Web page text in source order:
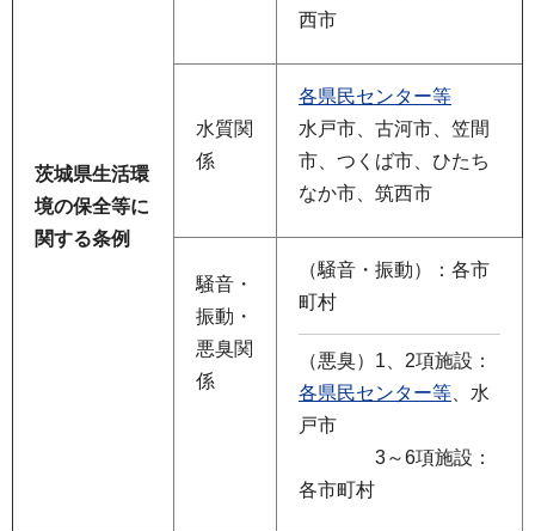
茨城県生活環
境の保全等に
関する条例
西市
水質関
係
各県民センター等
水戸市、古河市、笠間
市、つくば市、ひたち
なか市、筑西市
騒音・
振動・
悪臭関
係
（騒音・振動）：各市
町村
（悪臭）1、2項施設：
各県民センター等 、水
戸市
3～6項施設：
各市町村